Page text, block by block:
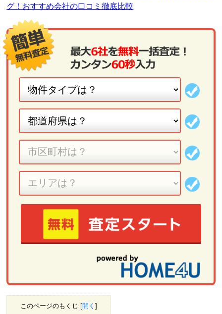
グ！おすすめ会社の口コミ徹底比較
このページのもくじ [開く]